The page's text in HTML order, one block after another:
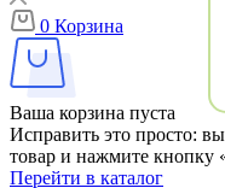
0 Корзина
Ваша корзина пуста
Исправить это просто:
товар и нажмите кнопку
Перейти в каталог